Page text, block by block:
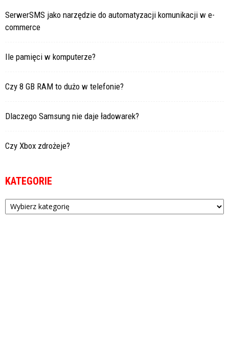
SerwerSMS jako narzędzie do automatyzacji komunikacji w e-
commerce
Ile pamięci w komputerze?
Czy 8 GB RAM to dużo w telefonie?
Dlaczego Samsung nie daje ładowarek?
Czy Xbox zdrożeje?
KATEGORIE
Kategorie